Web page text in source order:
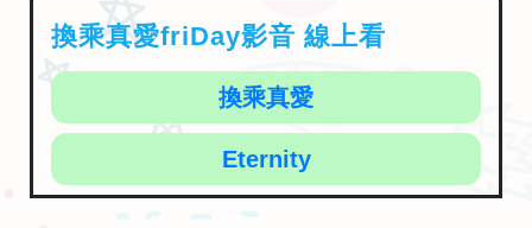
換乘真愛friDay影音 線上看
換乘真愛
Eternity